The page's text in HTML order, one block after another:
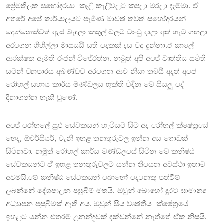
ප්‍රේමතිලක සහෝදරයා කෑලි කෑලිවලට කපලා මරලා දැම්මා. ඒ
අතරේ අපේ කාර්යාලයට පැමිණ මාවත් තවත් සහෝදරයන්
දෙන්නෙක්වත් ඇස් බැඳලා කකුල් වලට මාංචු දාලා අත් ගැට ගහලා
අරගෙන ගිහිල්ලා මාසයයි සති දෙකක් දස වද දුන්නා.ඒ කාලේ
ආරක්ෂක ඇමතී රංජන් විජේරත්න. නමුත් අපි අපේ වෘත්තිය සමිති
සටන් ව්‍යාපාරය අඛණ්ඩව අරගෙන ආව නිසා තමයි අදත් අපේ
රෝහල් සහාය කාර්ය මණ්ඩලය භුක්ති විඳින මේ සියලු දේ
දිනාගන්න හැකි වුණේ.
අපේ රෝහලේ සුළු සේවකයන් හැටියට සිට අද රෝහල් ක්ෂේත්‍රයේ
හෙද, ඕවර්සියර්, වැනි ඉහළ තනතුරුවල ඉන්න අය ගොඩක්
සිටිනවා. නමුත් රෝහල් කාර්ය මණ්ඩලයේ සිටින මේ කනිෂ්ඨ
සේවකයන්ට ඒ ඉහළ තනතුරුවලට යන්න තියෙන අවස්ථා ඉතාම
අවමයි.මේ කනිෂ්ඨ සේවකයන් බොහෝ දෙනෙකු පත්වීම්
ලබන්නේ දේශපාලන පසුබිම් මතයි. ඔවුන් බොහෝ දුරට සාමාන්‍ය
අධ්‍යාපන පසුබිමක් ඇති අය. ඔවුන් සිය වෘත්තීය ක්ෂේත්‍රයේ
ඉහළට යන්න එතරම් උනන්දුවක් දක්වන්නේ නැත්තේ ඒක නිසයි.